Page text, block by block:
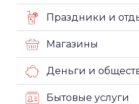
Праздники и
Магазины
Деньги и
Бытовые услуги